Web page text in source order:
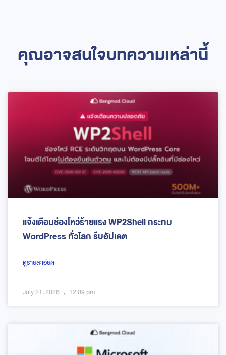
คุณอาจสนใจบทความเหล่านี้
แจ้งเตือนช่องโหว่ร้ายแรง WP2Shell กระทบ
WordPress ทั่วโลก รีบอัปเดต
ดูรายละเอียด
July 21, 2026 12:09 pm